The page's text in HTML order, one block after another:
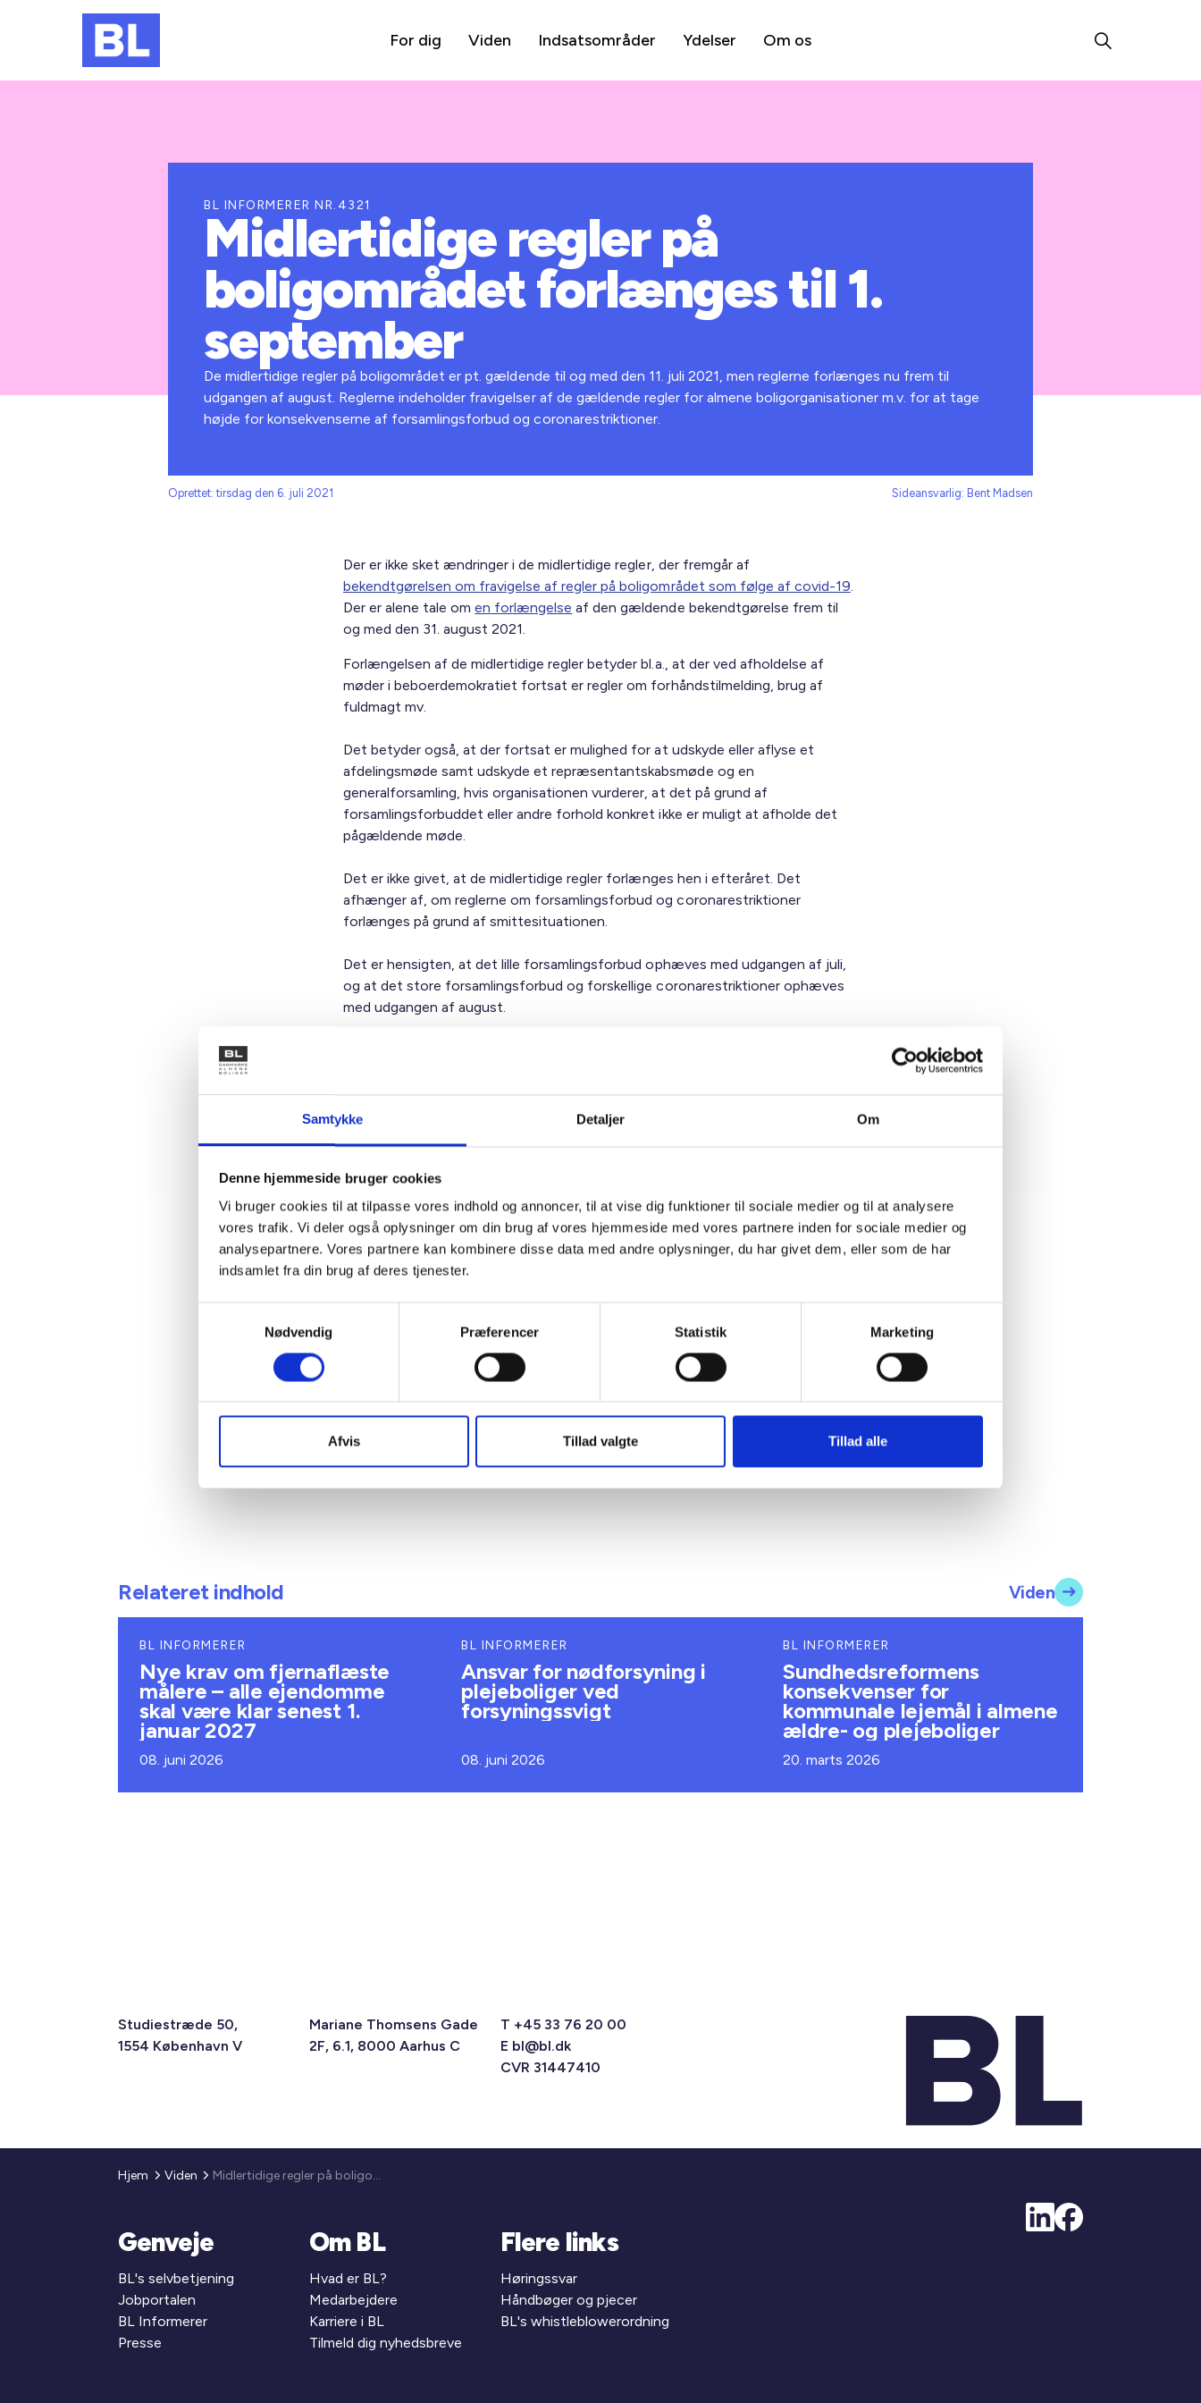
Samtykke Detaljer Om
Denne hjemmeside bruger cookies
Vi bruger cookies til at tilpasse vores indhold og annoncer, til at vise dig funktioner til sociale medier og til at analysere
vores trafik. Vi deler også oplysninger om din brug af vores hjemmeside med vores partnere inden for sociale medier og
analysepartnere. Vores partnere kan kombinere disse data med andre oplysninger, du har givet dem, eller som de har
indsamlet fra din brug af deres tjenester.
Nødvendig
Præferencer Statistik Marketing
Afvis Tillad valgte Tillad alle
For dig Viden Indsatsområder Ydelser Om os
BL INFORMERER NR.4321
Midlertidige regler på
boligområdet forlænges til 1.
september
De midlertidige regler på boligområdet er pt. gældende til og med den 11. juli 2021, men reglerne forlænges nu frem til
udgangen af august. Reglerne indeholder fravigelser af de gældende regler for almene boligorganisationer m.v. for at tage
højde for konsekvenserne af forsamlingsforbud og coronarestriktioner.
Oprettet: tirsdag den 6. juli 2021 Sideansvarlig: Bent Madsen
Der er ikke sket ændringer i de midlertidige regler, der fremgår af
bekendtgørelsen om fravigelse af regler på boligområdet som følge af covid-19.
Der er alene tale omen forlængelse af den gældende bekendtgørelse frem til
og med den 31. august 2021.
Forlængelsen af de midlertidige regler betyder bl.a., at der ved afholdelse af
møder i beboerdemokratiet fortsat er regler om forhåndstilmelding, brug af
fuldmagt mv.
Det betyder også, at der fortsat er mulighed for at udskyde eller aflyse et
afdelingsmøde samt udskyde et repræsentantskabsmøde og en
generalforsamling, hvis organisationen vurderer, at det på grund af
forsamlingsforbuddet eller andre forhold konkret ikke er muligt at afholde det
pågældende møde.
Det er ikke givet, at de midlertidige regler forlænges hen i efteråret. Det
afhænger af, om reglerne om forsamlingsforbud og coronarestriktioner
forlænges på grund af smittesituationen.
Det er hensigten, at det lille forsamlingsforbud ophæves med udgangen af juli,
og at det store forsamlingsforbud og forskellige coronarestriktioner ophæves
med udgangen af august.
Bent Madsen / Sanne Steen Petersen
Kontakt
Bent Madsen
Sanne Steen
Relateret indhold Viden
BL INFORMERER
Nye krav om fjernaflæste
målere – alle ejendomme
skal være klar senest 1.
januar 2027
08. juni 2026
BL INFORMERER
Ansvar for nødforsyning i
plejeboliger ved
forsyningssvigt
08. juni 2026
BL INFORMERER
Sundhedsreformens
konsekvenser for
kommunale lejemål i almene
ældre- og plejeboliger
20. marts 2026
Studiestræde 50,
1554 København V
Mariane Thomsens Gade
2F, 6.1, 8000 Aarhus C
T +45 33 76 20 00
E bl@bl.dk
CVR 31447410
Hjem Viden Midlertidige regler på boligområdet forlænges til 1. september
Genveje
BL's selvbetjening
Jobportalen
BL Informerer
Presse
Om BL
Hvad er BL?
Medarbejdere
Karriere i BL
Tilmeld dig nyhedsbreve
Flere links
Høringssvar
Håndbøger og pjecer
BL's whistleblowerordning